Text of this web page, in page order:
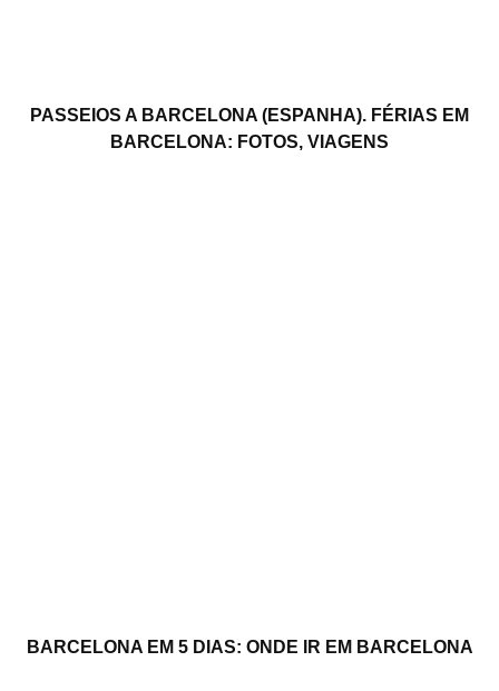
PASSEIOS A BARCELONA (ESPANHA). FÉRIAS EM
BARCELONA: FOTOS, VIAGENS
BARCELONA EM 5 DIAS: ONDE IR EM BARCELONA